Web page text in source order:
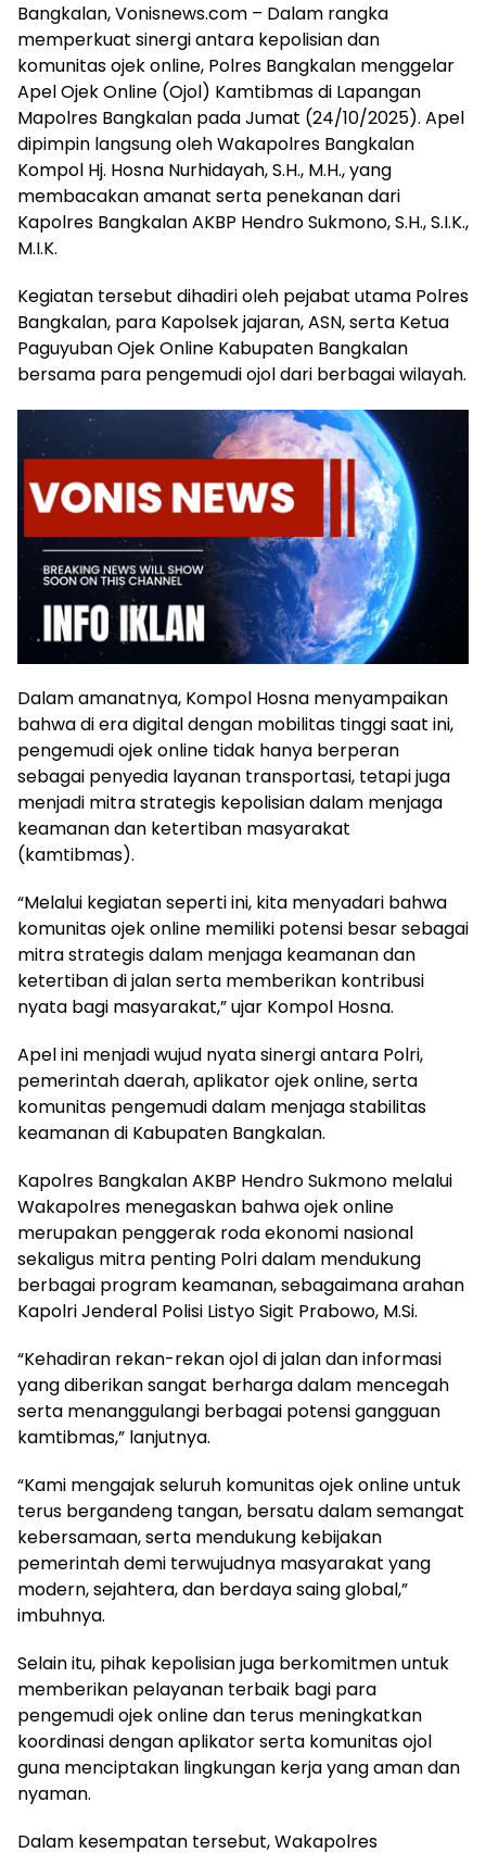
Bangkalan, Vonisnews.com – Dalam rangka
memperkuat sinergi antara kepolisian dan
komunitas ojek online, Polres Bangkalan menggelar
Apel Ojek Online (Ojol) Kamtibmas di Lapangan
Mapolres Bangkalan pada Jumat (24/10/2025). Apel
dipimpin langsung oleh Wakapolres Bangkalan
Kompol Hj. Hosna Nurhidayah, S.H., M.H., yang
membacakan amanat serta penekanan dari
Kapolres Bangkalan AKBP Hendro Sukmono, S.H., S.I.K.,
M.I.K.
Kegiatan tersebut dihadiri oleh pejabat utama Polres
Bangkalan, para Kapolsek jajaran, ASN, serta Ketua
Paguyuban Ojek Online Kabupaten Bangkalan
bersama para pengemudi ojol dari berbagai wilayah.
Dalam amanatnya, Kompol Hosna menyampaikan
bahwa di era digital dengan mobilitas tinggi saat ini,
pengemudi ojek online tidak hanya berperan
sebagai penyedia layanan transportasi, tetapi juga
menjadi mitra strategis kepolisian dalam menjaga
keamanan dan ketertiban masyarakat
(kamtibmas).
“Melalui kegiatan seperti ini, kita menyadari bahwa
komunitas ojek online memiliki potensi besar sebagai
mitra strategis dalam menjaga keamanan dan
ketertiban di jalan serta memberikan kontribusi
nyata bagi masyarakat,” ujar Kompol Hosna.
Apel ini menjadi wujud nyata sinergi antara Polri,
pemerintah daerah, aplikator ojek online, serta
komunitas pengemudi dalam menjaga stabilitas
keamanan di Kabupaten Bangkalan.
Kapolres Bangkalan AKBP Hendro Sukmono melalui
Wakapolres menegaskan bahwa ojek online
merupakan penggerak roda ekonomi nasional
sekaligus mitra penting Polri dalam mendukung
berbagai program keamanan, sebagaimana arahan
Kapolri Jenderal Polisi Listyo Sigit Prabowo, M.Si.
“Kehadiran rekan-rekan ojol di jalan dan informasi
yang diberikan sangat berharga dalam mencegah
serta menanggulangi berbagai potensi gangguan
kamtibmas,” lanjutnya.
“Kami mengajak seluruh komunitas ojek online untuk
terus bergandeng tangan, bersatu dalam semangat
kebersamaan, serta mendukung kebijakan
pemerintah demi terwujudnya masyarakat yang
modern, sejahtera, dan berdaya saing global,”
imbuhnya.
Selain itu, pihak kepolisian juga berkomitmen untuk
memberikan pelayanan terbaik bagi para
pengemudi ojek online dan terus meningkatkan
koordinasi dengan aplikator serta komunitas ojol
guna menciptakan lingkungan kerja yang aman dan
nyaman.
Dalam kesempatan tersebut, Wakapolres